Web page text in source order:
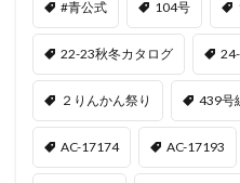
#青公式 104号
22-23秋冬カタログ
２りんかん祭り 439号
AC-17174 AC-17193